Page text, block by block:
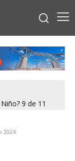
9 de 11
2024